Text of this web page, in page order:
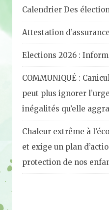
Calendrier Des
Attestation
Elections 2026 :
COMMUNIQUÉ :
peut plus ignorer
inégalités qu’elle
Chaleur extrême à
et exige un plan
protection de nos